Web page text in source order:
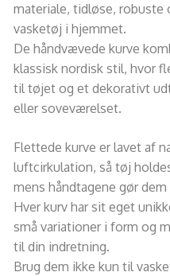
materiale, tidløse, robuste
vasketøj i hjemmet.
De håndvævede kurve
klassisk nordisk stil, hvor
til tøjet og et dekorativt
eller soveværelset.
Flettede kurve er lavet af
luftcirkulation, så tøj
mens håndtagene gør
Hver kurv har sit eget
små variationer i form og
til din indretning.
Brug dem ikke kun til